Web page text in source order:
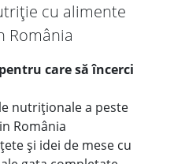
cu alimente
România
care să încerci
nutriționale a peste
România
și idei de mese cu